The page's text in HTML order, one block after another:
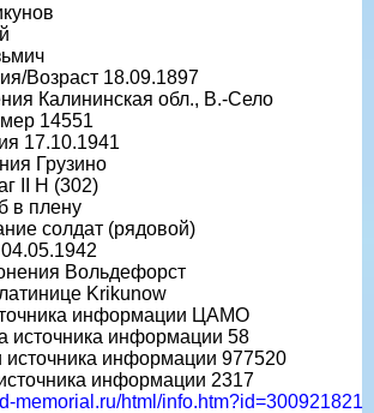
Возраст 18.09.1897
Калининская обл., В.-Село
14551
17.10.1941
Грузино
II H (302)
в плену
солдат (рядовой)
Вольдефорст
Krikunow
информации ЦАМО
источника информации 58
источника информации 977520
информации 2317
memorial.ru/html/info.htm?id=300921821